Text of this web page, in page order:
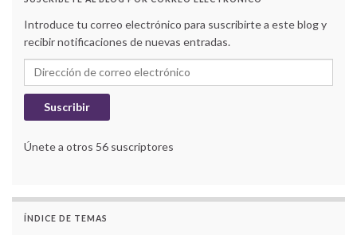
Introduce tu correo electrónico para suscribirte a este blog y
recibir notificaciones de nuevas entradas.
Dirección de correo electrónico
Suscribir
Únete a otros 56 suscriptores
ÍNDICE DE TEMAS